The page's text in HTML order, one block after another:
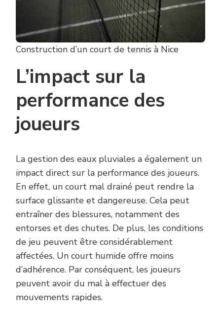
Construction d’un court de tennis à Nice
L’impact sur la
performance des
joueurs
La gestion des eaux pluviales a également un
impact direct sur la performance des joueurs.
En effet, un court mal drainé peut rendre la
surface glissante et dangereuse. Cela peut
entraîner des blessures, notamment des
entorses et des chutes. De plus, les conditions
de jeu peuvent être considérablement
affectées. Un court humide offre moins
d’adhérence. Par conséquent, les joueurs
peuvent avoir du mal à effectuer des
mouvements rapides.